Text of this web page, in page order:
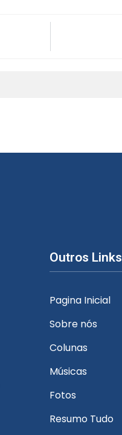
Outros Links
Pagina Inicial
Sobre nós
Colunas
Músicas
Fotos
Resumo Tudo